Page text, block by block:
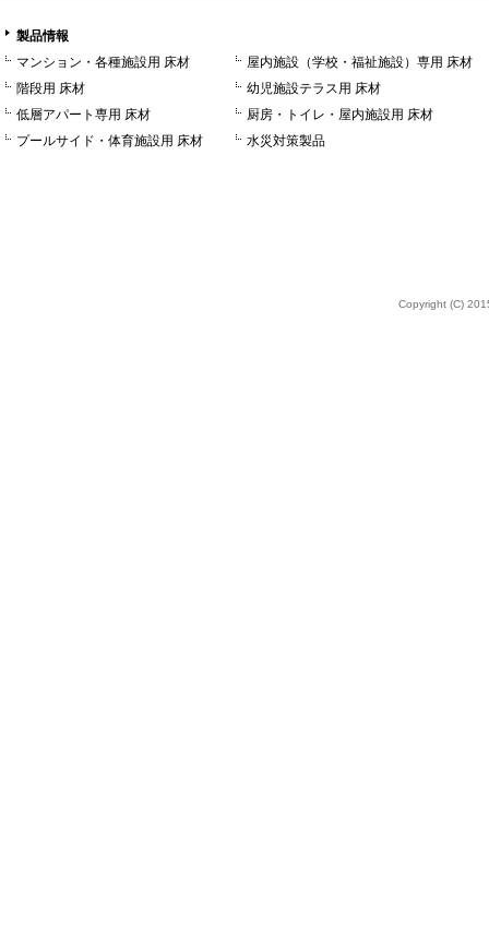
製品情報
マンション・各種施設用 床材
階段用 床材
低層アパート専用 床材
プールサイド・体育施設用 床材
屋内施設（学校・福祉施設）専用 床材
幼児施設テラス用 床材
厨房・トイレ・屋内施設用 床材
水災対策製品
Copyright (C)